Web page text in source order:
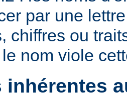
par une
chiffres ou
nom viole
inhérentes